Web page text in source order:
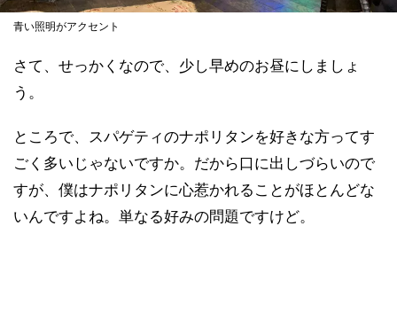
青い照明がアクセント
さて、せっかくなので、少し早めのお昼にしましょ
う。
ところで、スパゲティのナポリタンを好きな方ってす
ごく多いじゃないですか。だから口に出しづらいので
すが、僕はナポリタンに心惹かれることがほとんどな
いんですよね。単なる好みの問題ですけど。